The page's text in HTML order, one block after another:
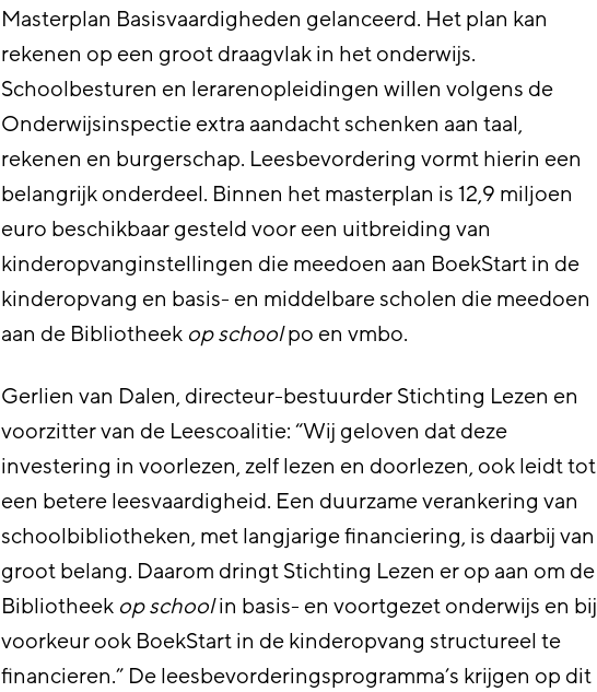
Masterplan Basisvaardigheden gelanceerd. Het plan kan
rekenen op een groot draagvlak in het onderwijs.
Schoolbesturen en lerarenopleidingen willen volgens de
Onderwijsinspectie extra aandacht schenken aan taal,
rekenen en burgerschap. Leesbevordering vormt hierin een
belangrijk onderdeel. Binnen het masterplan is 12,9 miljoen
euro beschikbaar gesteld voor een uitbreiding van
kinderopvanginstellingen die meedoen aan BoekStart in de
kinderopvang en basis- en middelbare scholen die meedoen
aan de Bibliotheek op schoolpo en vmbo.
Gerlien van Dalen, directeur-bestuurder Stichting Lezen en
voorzitter van de Leescoalitie: “Wij geloven dat deze
investering in voorlezen, zelf lezen en doorlezen, ook leidt tot
een betere leesvaardigheid. Een duurzame verankering van
schoolbibliotheken, met langjarige financiering, is daarbij van
groot belang. Daarom dringt Stichting Lezen er op aan om de
Bibliotheek op schoolin basis- en voortgezet onderwijs en bij
voorkeur ook BoekStart in de kinderopvang structureel te
financieren.” De leesbevorderingsprogramma’s krijgen op dit